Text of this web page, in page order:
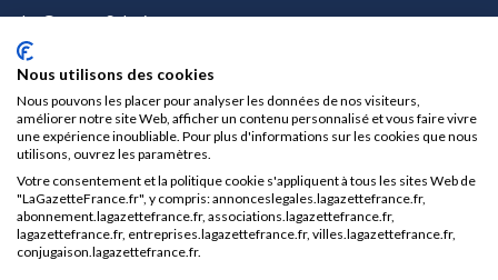
La Gazette Solutions
Nous contacter
Mentions légales
CGU/CGV
Données personnelles
Nous utilisons des cookies
Nous pouvons les placer pour analyser les données de nos visiteurs,
améliorer notre site Web, afficher un contenu personnalisé et vous faire vivre
une expérience inoubliable. Pour plus d'informations sur les cookies que nous
utilisons, ouvrez les paramètres.
Votre consentement et la politique cookie s'appliquent à tous les sites Web de
"LaGazetteFrance.fr", y compris: annonceslegales.lagazettefrance.fr,
abonnement.lagazettefrance.fr, associations.lagazettefrance.fr,
lagazettefrance.fr, entreprises.lagazettefrance.fr, villes.lagazettefrance.fr,
conjugaison.lagazettefrance.fr.